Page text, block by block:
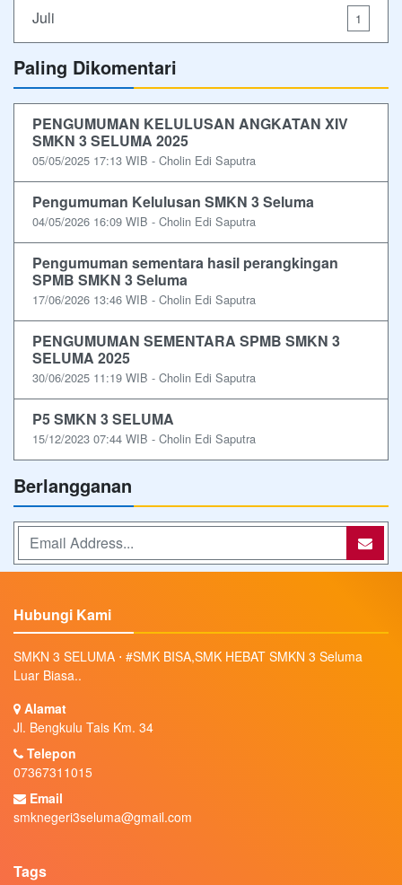
Juli 1
Paling Dikomentari
PENGUMUMAN KELULUSAN ANGKATAN XIV
SMKN 3 SELUMA 2025
05/05/2025 17:13 WIB - Cholin Edi Saputra
Pengumuman Kelulusan SMKN 3 Seluma
04/05/2026 16:09 WIB - Cholin Edi Saputra
Pengumuman sementara hasil perangkingan
SPMB SMKN 3 Seluma
17/06/2026 13:46 WIB - Cholin Edi Saputra
PENGUMUMAN SEMENTARA SPMB SMKN 3
SELUMA 2025
30/06/2025 11:19 WIB - Cholin Edi Saputra
P5 SMKN 3 SELUMA
15/12/2023 07:44 WIB - Cholin Edi Saputra
Berlangganan
Hubungi Kami
SMKN 3 SELUMA ⋅ #SMK BISA,SMK HEBAT SMKN 3 Seluma
Luar Biasa..
Alamat
Jl. Bengkulu Tais Km. 34
Telepon
07367311015
Email
smknegeri3seluma@gmail.com
Tags